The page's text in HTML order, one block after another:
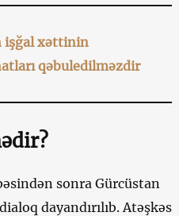
işğal xəttinin
qəbuledilməzdir
sonra Gürcüstan
dayandırılıb. Atəşkəs